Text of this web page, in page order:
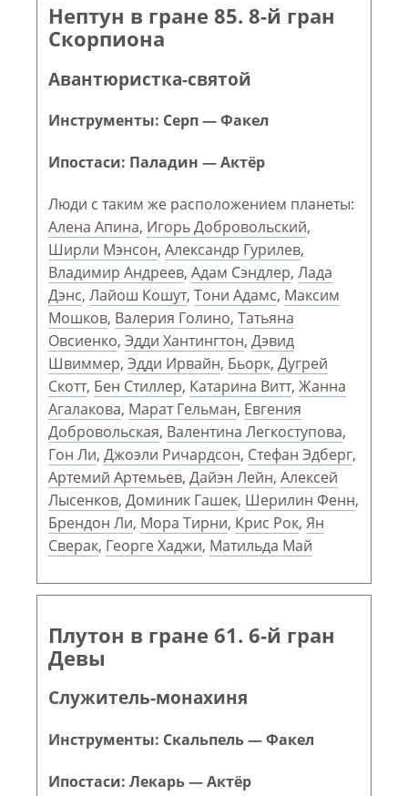
Нептун в гране 85. 8-й гран
Скорпиона
Авантюристка-святой
Инструменты: Серп — Факел
Ипостаси: Паладин — Актёр
Люди с таким же расположением планеты:
Алена Апина, Игорь Добровольский,
Ширли Мэнсон, Александр Гурилев,
Владимир Андреев, Адам Сэндлер, Лада
Дэнс, Лайош Кошут, Тони Адамс, Максим
Мошков, Валерия Голино, Татьяна
Овсиенко, Эдди Хантингтон, Дэвид
Швиммер, Эдди Ирвайн, Бьорк, Дугрей
Скотт, Бен Стиллер, Катарина Витт, Жанна
Агалакова, Марат Гельман, Евгения
Добровольская, Валентина Легкоступова,
Гон Ли, Джоэли Ричардсон, Стефан Эдберг,
Артемий Артемьев, Дайэн Лейн, Алексей
Лысенков, Доминик Гашек, Шерилин Фенн,
Брендон Ли, Мора Тирни, Крис Рок, Ян
Сверак, Георге Хаджи, Матильда Май
Плутон в гране 61. 6-й гран
Девы
Служитель-монахиня
Инструменты: Скальпель — Факел
Ипостаси: Лекарь — Актёр